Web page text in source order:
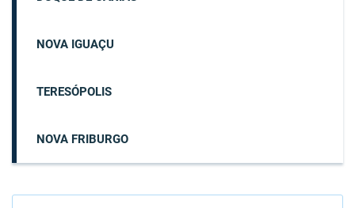
NOVA IGUAÇU
TERESÓPOLIS
NOVA FRIBURGO